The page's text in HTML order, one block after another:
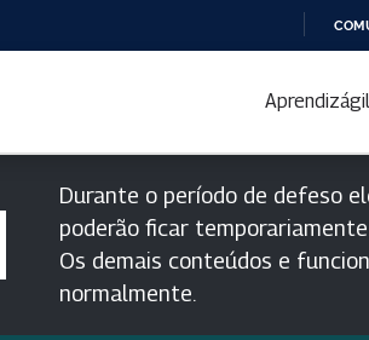
Aprendizágil
Durante o período de defeso
poderão ficar
Os demais conteúdos e
normalmente.